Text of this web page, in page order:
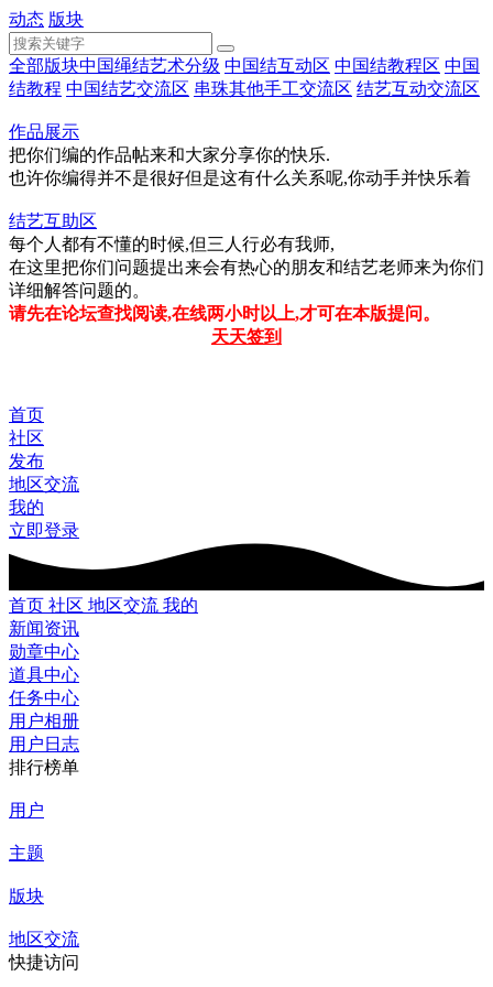
动态 版块
全部版块中国绳结艺术分级 中国结互动区 中国结教程区 中国
结教程 中国结艺交流区 串珠其他手工交流区 结艺互动交流区
作品展示
把你们编的作品帖来和大家分享你的快乐.
也许你编得并不是很好但是这有什么关系呢,你动手并快乐着
结艺互助区
每个人都有不懂的时候,但三人行必有我师,
在这里把你们问题提出来会有热心的朋友和结艺老师来为你们
详细解答问题的。
请先在论坛查找阅读,在线两小时以上,才可在本版提问。
天天签到
首页
社区
发布
地区交流
我的
立即登录
首页 社区 地区交流 我的
新闻资讯
勋章中心
道具中心
任务中心
用户相册
用户日志
排行榜单
用户
主题
版块
地区交流
快捷访问